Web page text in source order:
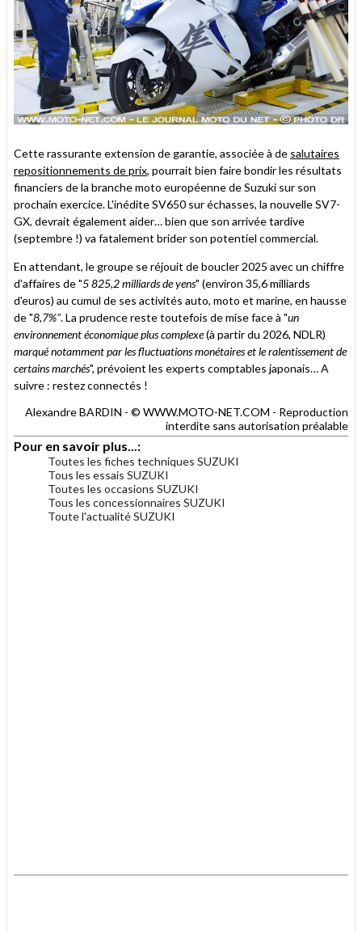
Cette rassurante extension de garantie, associée à de salutaires
repositionnements de prix, pourrait bien faire bondir les résultats
financiers de la branche moto européenne de Suzuki sur son
prochain exercice. L'inédite SV650 sur échasses, la nouvelle SV7-
GX, devrait également aider… bien que son arrivée tardive
(septembre !) va fatalement brider son potentiel commercial.
En attendant, le groupe se réjouit de boucler 2025 avec un chiffre
d'affaires de "5 825,2 milliards de yens" (environ 35,6 milliards
d'euros) au cumul de ses activités auto, moto et marine, en hausse
de "8,7%". La prudence reste toutefois de mise face à "un
environnement économique plus complexe(à partir du 2026, NDLR)
marqué notamment par les fluctuations monétaires et le ralentissement de
certains marchés", prévoient les experts comptables japonais… A
suivre : restez connectés !
Alexandre BARDIN - © WWW.MOTO-NET.COM - Reproduction
interdite sans autorisation préalable
Pour en savoir plus...:
Toutes les fiches techniques SUZUKI
Tous les essais SUZUKI
Toutes les occasions SUZUKI
Tous les concessionnaires SUZUKI
Toute l'actualité SUZUKI